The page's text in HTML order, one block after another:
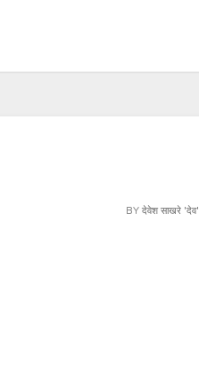
BYदेवेश साखरे 'देव'